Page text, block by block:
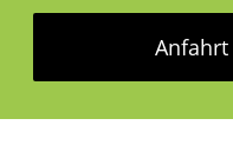
Anfahrt